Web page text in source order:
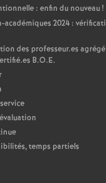
: enfin du nouveau!
2024 :
des professeur.es
B.O.E.
temps partiels